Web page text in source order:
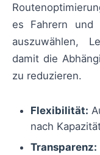
es Fahrern und
auszuwählen,
damit die
zu reduzieren.
Flexibilität:
nach
Transparenz: